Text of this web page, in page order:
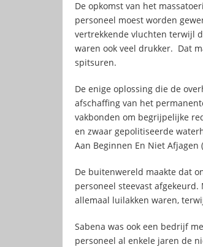
De opkomst van het
personeel moest worden
vertrekkende vluchten terwijl
waren ook veel drukker. Dat
spitsuren.
De enige oplossing die de
afschaffing van het
vakbonden om begrijpelijke
en zwaar gepolitiseerde
Aan Beginnen En Niet Afjagen
De buitenwereld maakte dat
personeel steevast
allemaal luilakken waren,
Sabena was ook een bedrijf
personeel al enkele jaren de